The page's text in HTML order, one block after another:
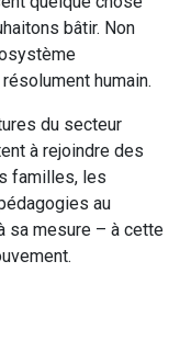
bâtir. Non
humain.
du secteur
à rejoindre des
familles, les
au
sa mesure – à cette